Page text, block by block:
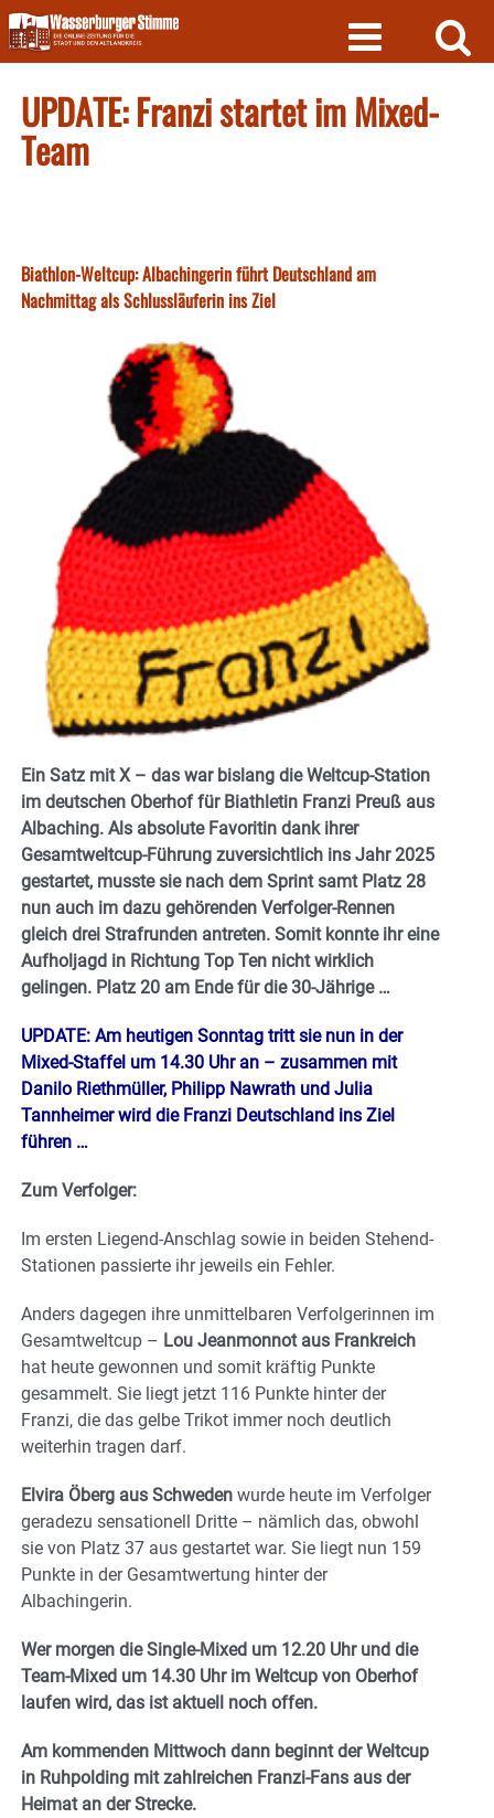
Skip
to
content
UPDATE: Franzi startet im Mixed-
Team
Biathlon-Weltcup: Albachingerin führt Deutschland am
Nachmittag als Schlussläuferin ins Ziel
Ein Satz mit X – das war bislang die Weltcup-Station
im deutschen Oberhof für Biathletin Franzi Preuß aus
Albaching. Als absolute Favoritin dank ihrer
Gesamtweltcup-Führung zuversichtlich ins Jahr 2025
gestartet, musste sie nach dem Sprint samt Platz 28
nun auch im dazu gehörenden Verfolger-Rennen
gleich drei Strafrunden antreten. Somit konnte ihr eine
Aufholjagd in Richtung Top Ten nicht wirklich
gelingen. Platz 20 am Ende für die 30-Jährige …
UPDATE: Am heutigen Sonntag tritt sie nun in der
Mixed-Staffel um 14.30 Uhr an – zusammen mit
Danilo Riethmüller, Philipp Nawrath und Julia
Tannheimer wird die Franzi Deutschland ins Ziel
führen …
Zum Verfolger:
Im ersten Liegend-Anschlag sowie in beiden Stehend-
Stationen passierte ihr jeweils ein Fehler.
Anders dagegen ihre unmittelbaren Verfolgerinnen im
Gesamtweltcup – Lou Jeanmonnot aus Frankreich
hat heute gewonnen und somit kräftig Punkte
gesammelt. Sie liegt jetzt 116 Punkte hinter der
Franzi, die das gelbe Trikot immer noch deutlich
weiterhin tragen darf.
Elvira Öberg aus Schweden wurde heute im Verfolger
geradezu sensationell Dritte – nämlich das, obwohl
sie von Platz 37 aus gestartet war. Sie liegt nun 159
Punkte in der Gesamtwertung hinter der
Albachingerin.
Wer morgen die Single-Mixed um 12.20 Uhr und die
Team-Mixed um 14.30 Uhr im Weltcup von Oberhof
laufen wird, das ist aktuell noch offen.
Am kommenden Mittwoch dann beginnt der Weltcup
in Ruhpolding mit zahlreichen Franzi-Fans aus der
Heimat an der Strecke.